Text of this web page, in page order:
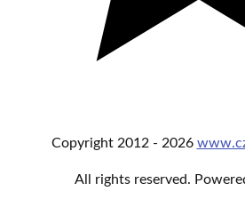
Copyright 2012 - 2026
All rights reserved.